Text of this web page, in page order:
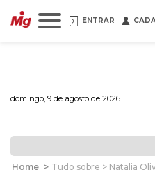
ENTRAR
domingo, 9 de agosto de 2026
Home > Tudo sobre > Natalia